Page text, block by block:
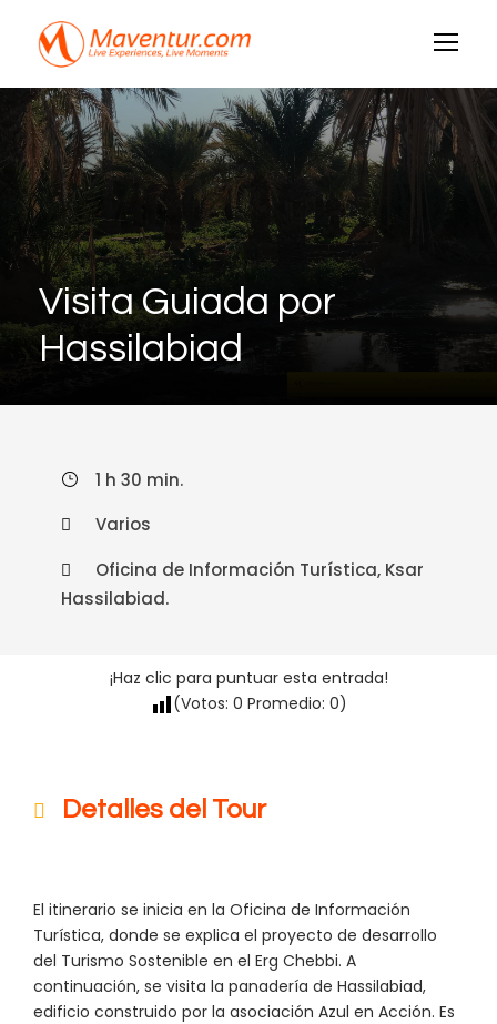
Visita Guiada por
Hassilabiad
1 h 30 min.
Varios
Oficina de Información Turística, Ksar
Hassilabiad.
¡Haz clic para puntuar esta entrada!
(Votos: 0 Promedio: 0)
Detalles del Tour
El itinerario se inicia en la Oficina de Información
Turística, donde se explica el proyecto de desarrollo
del Turismo Sostenible en el Erg Chebbi. A
continuación, se visita la panadería de Hassilabiad,
edificio construido por la asociación Azul en Acción. Es